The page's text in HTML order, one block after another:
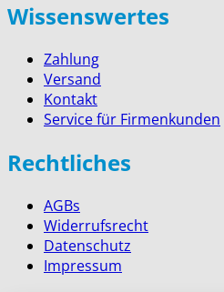
Wissenswertes
Zahlung
Versand
Kontakt
Service für Firmenkunden
Rechtliches
AGBs
Widerrufsrecht
Datenschutz
Impressum